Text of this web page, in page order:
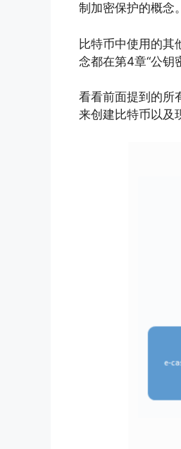
制加密保护的概念
比特币中使用的其
念都在第4章“公钥
看看前面提到的所
来创建比特币以及